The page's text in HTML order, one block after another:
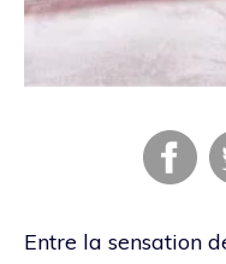
Entre la sensation